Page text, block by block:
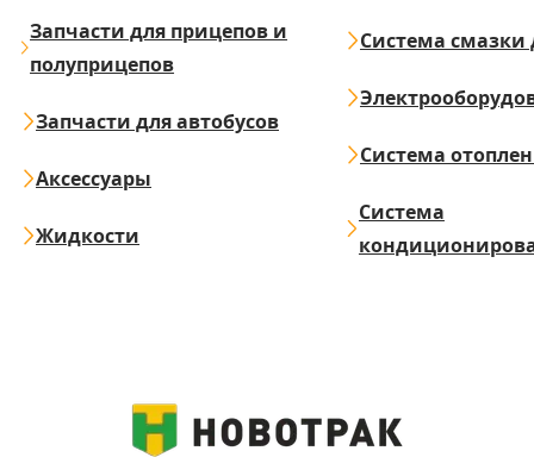
Запчасти для прицепов и
полуприцепов
Запчасти для автобусов
Аксессуары
Жидкости
Система смазки
Система
Система